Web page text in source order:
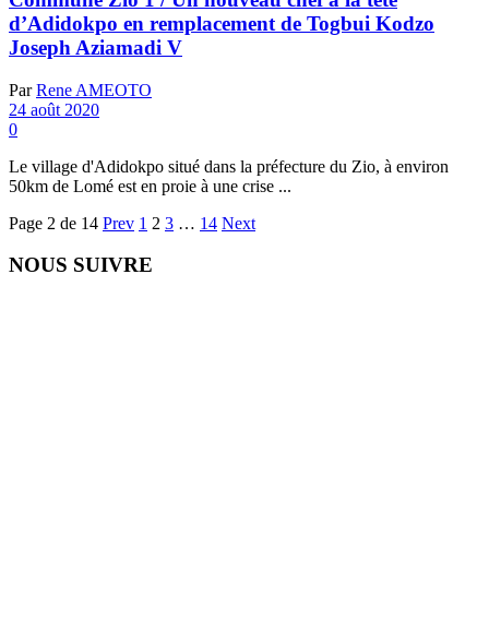
d’Adidokpo en remplacement de Togbui Kodzo
Joseph Aziamadi V
Par Rene AMEOTO
24 août 2020
0
Le village d'Adidokpo situé dans la préfecture du Zio, à environ
50km de Lomé est en proie à une crise ...
Page 2 de 14 Prev 1 2 3 … 14 Next
NOUS SUIVRE